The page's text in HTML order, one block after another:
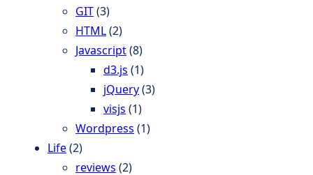
GIT(3)
HTML(2)
Javascript(8)
d3.js (1)
jQuery(3)
visjs (1)
Wordpress (1)
Life(2)
reviews (2)